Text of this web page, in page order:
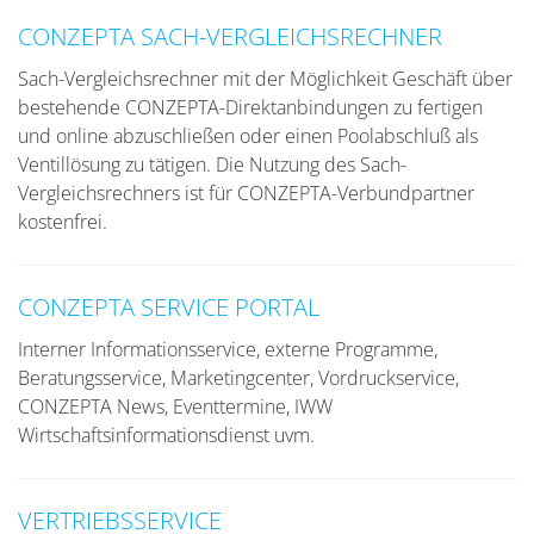
CONZEPTA SACH-VERGLEICHSRECHNER
Sach-Vergleichsrechner mit der Möglichkeit Geschäft über
bestehende CONZEPTA-Direktanbindungen zu fertigen
und online abzuschließen oder einen Poolabschluß als
Ventillösung zu tätigen. Die Nutzung des Sach-
Vergleichsrechners ist für CONZEPTA-Verbundpartner
kostenfrei.
CONZEPTA SERVICE PORTAL
Interner Informationsservice, externe Programme,
Beratungsservice, Marketingcenter, Vordruckservice,
CONZEPTA News, Eventtermine, IWW
Wirtschaftsinformationsdienst uvm.
VERTRIEBSSERVICE